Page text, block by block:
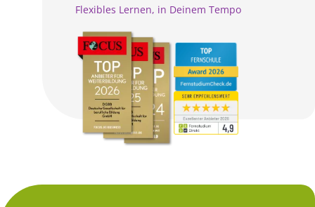
Flexibles Lernen, in Deinem Tempo